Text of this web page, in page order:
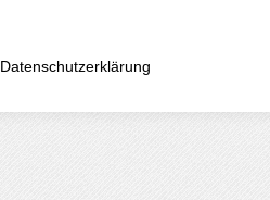
Datenschutzerklärung